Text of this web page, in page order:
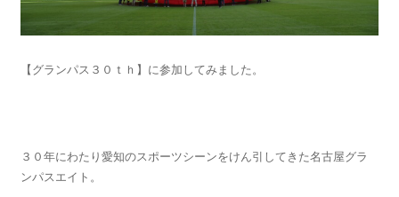
【グランパス３０ｔｈ】に参加してみました。
３０年にわたり愛知のスポーツシーンをけん引してきた名古屋グラ
ンパスエイト。